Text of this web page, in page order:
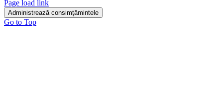
Page load link
Administrează consimțămintele
Go to Top